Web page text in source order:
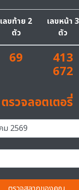
เลขท้าย 2
ตัว
เลขหน้า 3
ตัว
69 413
672
ตรวจลอตเตอรี่